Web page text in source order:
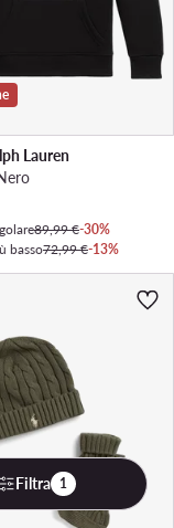
Lauren
89,99 €-30%
basso72,99 €-13%
Filtra 1